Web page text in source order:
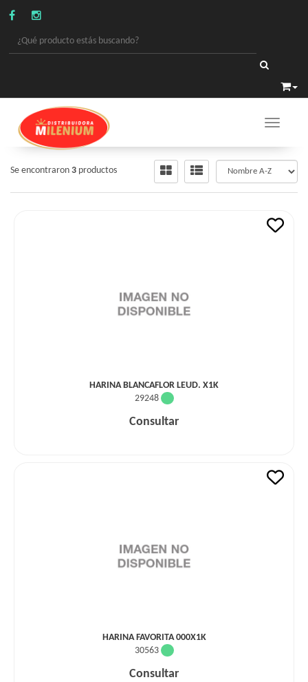
Toggle
ALIMENTOS
HARINA DE MAIZ
Se encontraron 3 productos
HARINA BLANCAFLOR LEUD. X1K
29248
Consultar
HARINA FAVORITA 000X1K
30563
Consultar